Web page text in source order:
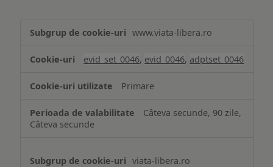
www.viata-libera.ro
evid_set_0046, evid_0046, adptset_0046
Primare
Câteva secunde, 90 zile,
Câteva secunde
viata-libera.ro